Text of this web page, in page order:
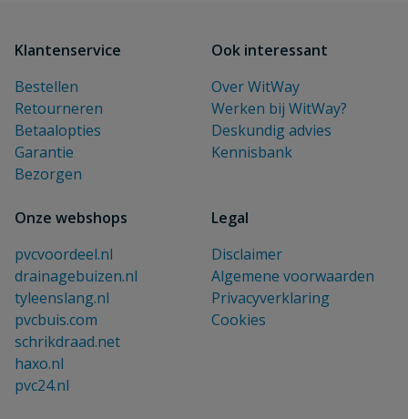
Klantenservice
Bestellen
Retourneren
Betaalopties
Garantie
Bezorgen
Ook interessant
Over WitWay
Werken bij WitWay?
Deskundig advies
Kennisbank
Onze webshops
pvcvoordeel.nl
drainagebuizen.nl
tyleenslang.nl
pvcbuis.com
schrikdraad.net
haxo.nl
pvc24.nl
Legal
Disclaimer
Algemene voorwaarden
Privacyverklaring
Cookies